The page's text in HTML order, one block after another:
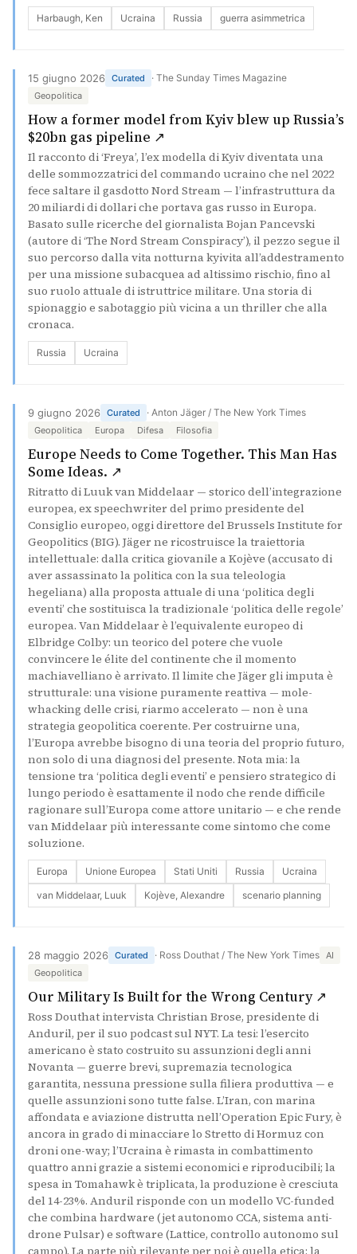
Harbaugh, Ken Ucraina Russia guerra asimmetrica
15 giugno 2026 Curated · The Sunday Times Magazine
Geopolitica
How a former model from Kyiv blew up Russia’s
$20bn gas pipeline ↗
Il racconto di ‘Freya’, l’ex modella di Kyiv diventata una
delle sommozzatrici del commando ucraino che nel 2022
fece saltare il gasdotto Nord Stream — l’infrastruttura da
20 miliardi di dollari che portava gas russo in Europa.
Basato sulle ricerche del giornalista Bojan Pancevski
(autore di ‘The Nord Stream Conspiracy’), il pezzo segue il
suo percorso dalla vita notturna kyivita all’addestramento
per una missione subacquea ad altissimo rischio, fino al
suo ruolo attuale di istruttrice militare. Una storia di
spionaggio e sabotaggio più vicina a un thriller che alla
cronaca.
Russia Ucraina
9 giugno 2026 Curated · Anton Jäger / The New York Times
Geopolitica Europa Difesa Filosofia
Europe Needs to Come Together. This Man Has
Some Ideas. ↗
Ritratto di Luuk van Middelaar — storico dell’integrazione
europea, ex speechwriter del primo presidente del
Consiglio europeo, oggi direttore del Brussels Institute for
Geopolitics (BIG). Jäger ne ricostruisce la traiettoria
intellettuale: dalla critica giovanile a Kojève (accusato di
aver assassinato la politica con la sua teleologia
hegeliana) alla proposta attuale di una ‘politica degli
eventi’ che sostituisca la tradizionale ‘politica delle regole’
europea. Van Middelaar è l’equivalente europeo di
Elbridge Colby: un teorico del potere che vuole
convincere le élite del continente che il momento
machiavelliano è arrivato. Il limite che Jäger gli imputa è
strutturale: una visione puramente reattiva — mole-
whacking delle crisi, riarmo accelerato — non è una
strategia geopolitica coerente. Per costruirne una,
l’Europa avrebbe bisogno di una teoria del proprio futuro,
non solo di una diagnosi del presente. Nota mia: la
tensione tra ‘politica degli eventi’ e pensiero strategico di
lungo periodo è esattamente il nodo che rende difficile
ragionare sull’Europa come attore unitario — e che rende
van Middelaar più interessante come sintomo che come
soluzione.
Europa Unione Europea Stati Uniti Russia
Ucraina
van Middelaar, Luuk
Kojève, Alexandre scenario planning
28 maggio 2026 Curated · Ross Douthat / The New York Times AI
Geopolitica
Our Military Is Built for the Wrong Century ↗
Ross Douthat intervista Christian Brose, presidente di
Anduril, per il suo podcast sul NYT. La tesi: l’esercito
americano è stato costruito su assunzioni degli anni
Novanta — guerre brevi, supremazia tecnologica
garantita, nessuna pressione sulla filiera produttiva — e
quelle assunzioni sono tutte false. L’Iran, con marina
affondata e aviazione distrutta nell’Operation Epic Fury, è
ancora in grado di minacciare lo Stretto di Hormuz con
droni one-way; l’Ucraina è rimasta in combattimento
quattro anni grazie a sistemi economici e riproducibili; la
spesa in Tomahawk è triplicata, la produzione è cresciuta
del 14-23%. Anduril risponde con un modello VC-funded
che combina hardware (jet autonomo CCA, sistema anti-
drone Pulsar) e software (Lattice, controllo autonomo sul
campo). La parte più rilevante per noi è quella etica: la